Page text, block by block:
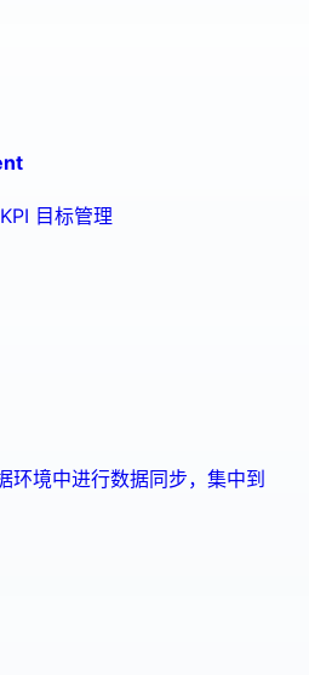
目标管理
环境中进行数据同步，集中到